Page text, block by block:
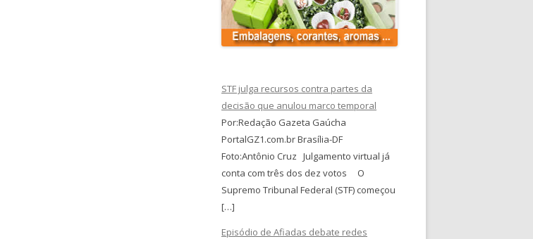
STF julga recursos contra partes da
decisão que anulou marco temporal
Por:Redação Gazeta Gaúcha
PortalGZ1.com.br Brasília-DF
Foto:Antônio Cruz Julgamento virtual já
conta com três dos dez votos O
Supremo Tribunal Federal (STF) começou
[…]
Episódio de Afiadas debate redes